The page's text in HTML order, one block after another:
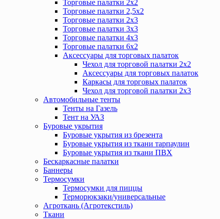
Торговые палатки 2х2
Торговые палатки 2,5х2
Торговые палатки 2х3
Торговые палатки 3х3
Торговые палатки 4х3
Торговые палатки 6х2
Аксессуары для торговых палаток
Чехол для торговой палатки 2х2
Аксессуары для торговых палаток
Каркасы для торговых палаток
Чехол для торговой палатки 2х3
Автомобильные тенты
Тенты на Газель
Тент на УАЗ
Буровые укрытия
Буровые укрытия из брезента
Буровые укрытия из ткани тарпаулин
Буровые укрытия из ткани ПВХ
Бескаркасные палатки
Баннеры
Термосумки
Термосумки для пиццы
Терморюкзаки/универсальные
Агроткань (Агротекстиль)
Ткани